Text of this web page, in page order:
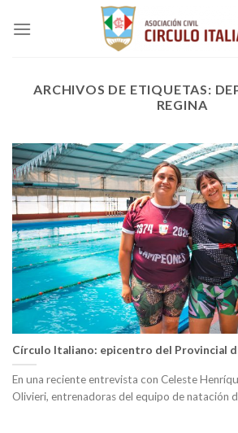
ARCHIVOS DE ETIQUETAS:
REGINA
Círculo Italiano: epicentro del Provincial
En una reciente entrevista con Celeste
Olivieri, entrenadoras del equipo de natación